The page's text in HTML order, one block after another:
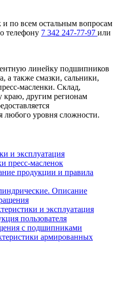
по всем остальным вопросам
телефону 7 342 247-77-97 или
линейку подшипников
а также смазки, сальники,
масленки. Склад,
краю, другим регионам
любого уровня сложности.
и эксплуатация
пресс‑масленок
продукции и правила
Описание
и эксплуатация
пользователя
с подшипниками
армированных